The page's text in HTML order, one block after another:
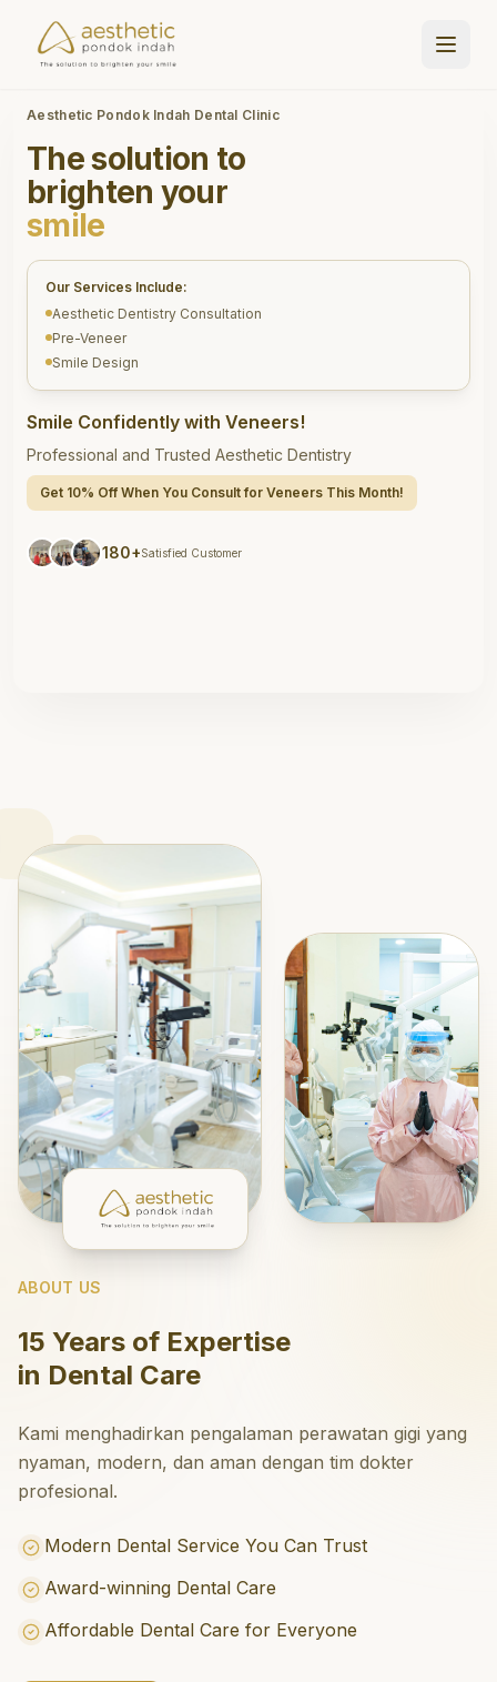
Aesthetic Pondok Indah Dental Clinic
The solution to
brighten your
smile
Our Services Include:
Aesthetic Dentistry Consultation
Pre-Veneer
Smile Design
Smile Confidently with Veneers!
Professional and Trusted Aesthetic Dentistry
Get 10% Off When You Consult for Veneers This Month!
180+Satisfied Customer
ABOUT US
15 Years of Expertise
in Dental Care
Kami menghadirkan pengalaman perawatan gigi yang
nyaman, modern, dan aman dengan tim dokter
profesional.
Modern Dental Service You Can Trust
Award-winning Dental Care
Affordable Dental Care for Everyone